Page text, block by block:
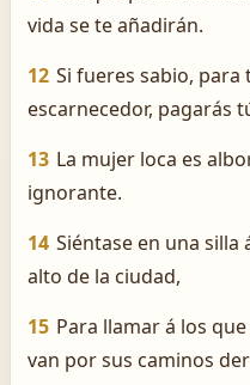
vida se te añadirán.
12 Si fueres sabio, para
escarnecedor, pagarás
13 La mujer loca es
ignorante.
14 Siéntase en una silla
alto de la ciudad,
15 Para llamar á los
van por sus caminos